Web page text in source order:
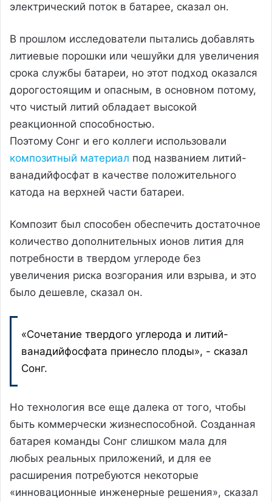
электрический поток в батарее, сказал он.
В прошлом исследователи пытались добавлять
литиевые порошки или чешуйки для увеличения
срока службы батареи, но этот подход оказался
дорогостоящим и опасным, в основном потому,
что чистый литий обладает высокой
реакционной способностью.
Поэтому Сонг и его коллеги использовали
композитный материал под названием литий-
ванадийфосфат в качестве положительного
катода на верхней части батареи.
Композит был способен обеспечить достаточное
количество дополнительных ионов лития для
потребности в твердом углероде без
увеличения риска возгорания или взрыва, и это
было дешевле, сказал он.
«Сочетание твердого углерода и литий-
ванадийфосфата принесло плоды», - сказал
Сонг.
Но технология все еще далека от того, чтобы
быть коммерчески жизнеспособной. Созданная
батарея команды Сонг слишком мала для
любых реальных приложений, и для ее
расширения потребуются некоторые
«инновационные инженерные решения», сказал